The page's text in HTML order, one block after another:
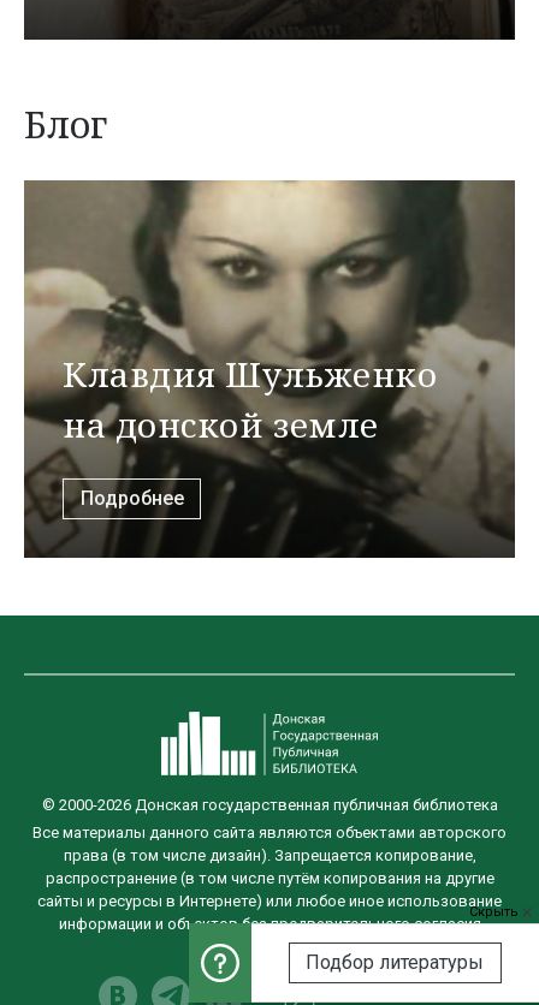
Блог
Клавдия Шульженко
на донской земле
Подробнее
Скрыть
Подбор литературы
© 2000-2026 Донская государственная публичная библиотека
Все материалы данного сайта являются объектами авторского
права (в том числе дизайн). Запрещается копирование,
распространение (в том числе путём копирования на другие
сайты и ресурсы в Интернете) или любое иное использование
информации и объектов без предварительного согласия
правообладателя.